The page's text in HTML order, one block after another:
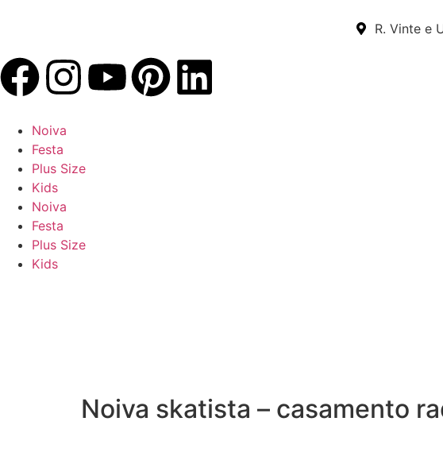
R. Vinte e
Noiva
Festa
Plus Size
Kids
Noiva
Festa
Plus Size
Kids
Noiva skatista – casamento